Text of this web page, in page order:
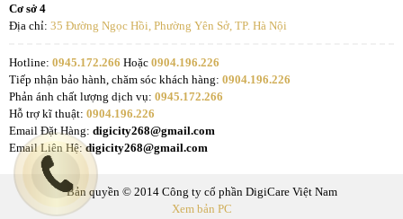
Cơ sở 4
Địa chỉ: 35 Đường Ngọc Hồi, Phường Yên Sở, TP. Hà Nội
Hotline: 0945.172.266 Hoặc 0904.196.226
Tiếp nhận bảo hành, chăm sóc khách hàng: 0904.196.226
Phản ánh chất lượng dịch vụ: 0945.172.266
Hỗ trợ kĩ thuật: 0904.196.226
Email Đặt Hàng: digicity268@gmail.com
Email Liên Hệ:digicity268@gmail.com
Bản quyền © 2014 Công ty cổ phần DigiCare Việt Nam
Xem bản PC